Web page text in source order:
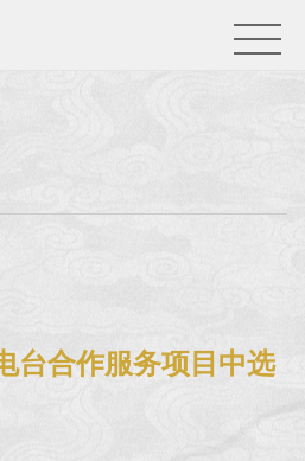
台合作服务项目中选